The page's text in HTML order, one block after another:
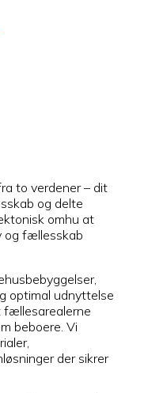
to verdener – dit
og delte
omhu at
og fællesskab
optimal udnyttelse
fællesarealerne
beboere. Vi
der sikrer